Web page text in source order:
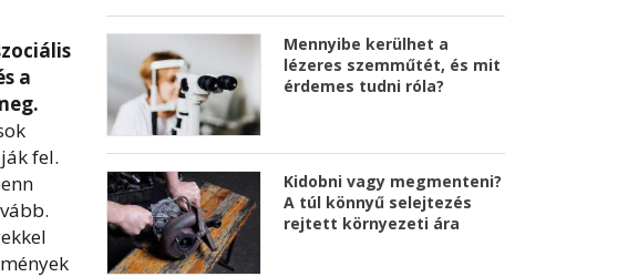
a
fel.
Mennyibe kerülhet a
lézeres szemműtét, és mit
érdemes tudni róla?
Kidobni vagy megmenteni?
A túl könnyű selejtezés
rejtett környezeti ára